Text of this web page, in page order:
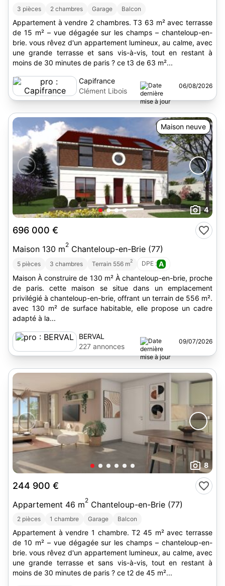
3 pièces 2 chambres Garage Balcon
Appartement à vendre 2 chambres. T3 63 m² avec terrasse
de 15 m² – vue dégagée sur les champs – chanteloup-en-
brie. vous rêvez d'un appartement lumineux, au calme, avec
une grande terrasse et sans vis-à-vis, tout en restant à
moins de 30 minutes de paris ? ce t3 de 63 m²...
Capifrance
Clément Libois
06/08/2026
Maison neuve
4
696 000 €
Maison 130 m2 Chanteloup-en-Brie (77)
5 pièces 3 chambres Terrain 556 m2 DPE : A
Maison À construire de 130 m² À chanteloup-en-brie, proche
de paris. cette maison se situe dans un emplacement
privilégié à chanteloup-en-brie, offrant un terrain de 556 m².
avec 130 m² de surface habitable, elle propose un cadre
adapté à la...
BERVAL
227 annonces
09/07/2026
8
244 900 €
Appartement 46 m2 Chanteloup-en-Brie (77)
2 pièces 1 chambre Garage Balcon
Appartement à vendre 1 chambre. T2 45 m² avec terrasse
de 10 m² – vue dégagée sur les champs – chanteloup-en-
brie. vous rêvez d'un appartement lumineux, au calme, avec
une grande terrasse et sans vis-à-vis, tout en restant à
moins de 30 minutes de paris ? ce t2 de 45 m²...